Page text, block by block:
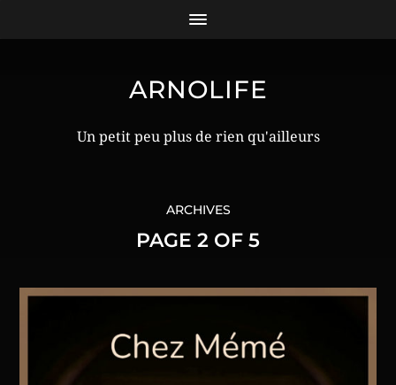
ARNOLIFE
Un petit peu plus de rien qu'ailleurs
ARCHIVES
PAGE 2 OF 5